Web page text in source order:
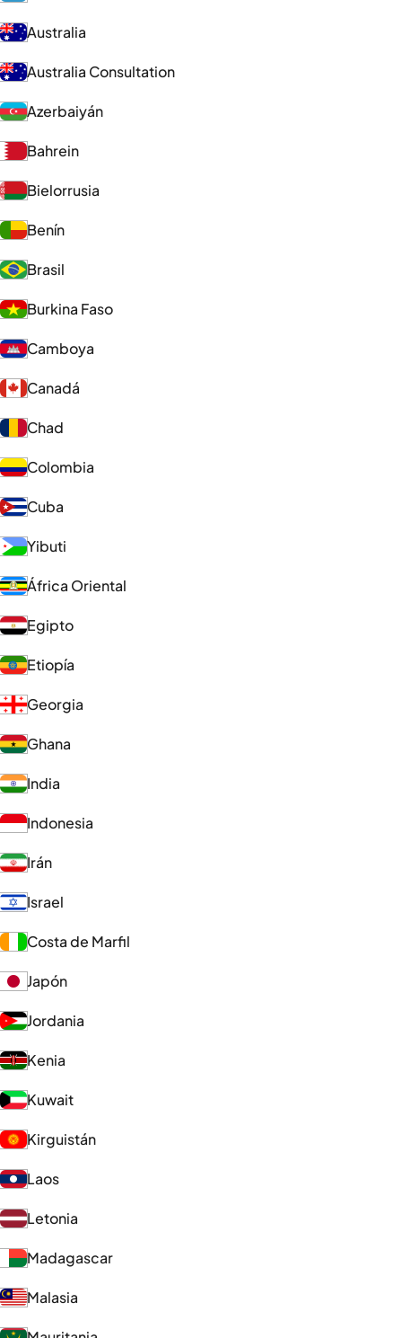
Australia
Australia Consultation
Azerbaiyán
Bahrein
Bielorrusia
Benín
Brasil
Burkina Faso
Camboya
Canadá
Chad
Colombia
Cuba
Yibuti
África Oriental
Egipto
Etiopía
Georgia
Ghana
India
Indonesia
Irán
Israel
Costa de Marfil
Japón
Jordania
Kenia
Kuwait
Kirguistán
Laos
Letonia
Madagascar
Malasia